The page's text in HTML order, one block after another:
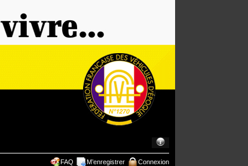
FAQ M’enregistrer Connexion